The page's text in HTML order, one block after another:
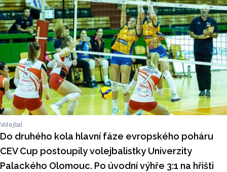
Volejbal
Do druhého kola hlavní fáze evropského poháru
CEV Cup postoupily volejbalistky Univerzity
Palackého Olomouc. Po úvodní výhře 3:1 na hřišti